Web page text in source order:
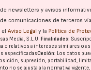
newsletters y avisos
comunicaciones de terceros
elAviso Legal y la Política de
Media, S.L.U.Finalidades:
o relativos a intereses similares o
especificadasCesión: Los datos
supresión, portabilidad,
no se ajusta a la normativa